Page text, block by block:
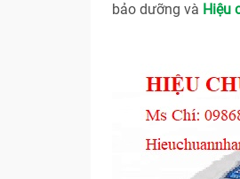
bảo dưỡng và Hiệu